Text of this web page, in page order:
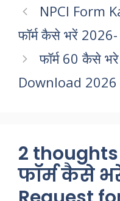
NPCI Form
फॉर्म कैसे भरें
फॉर्म 60 कैसे
Download 2026
2
फॉर्म कैसे